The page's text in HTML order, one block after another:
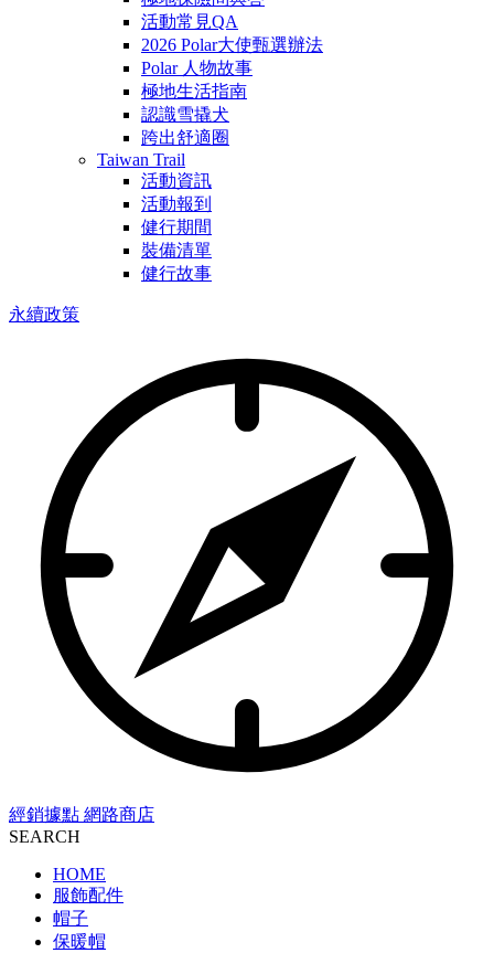
活動常見QA
2026 Polar大使甄選辦法
Polar 人物故事
極地生活指南
認識雪撬犬
跨出舒適圈
Taiwan Trail
活動資訊
活動報到
健行期間
裝備清單
健行故事
永續政策
經銷據點 網路商店
SEARCH
HOME
服飾配件
帽子
保暖帽